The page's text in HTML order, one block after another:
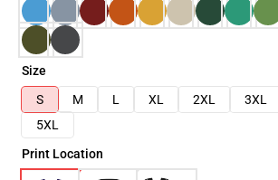
Size
S
M L XL 2XL 3XL
5XL
Print Location